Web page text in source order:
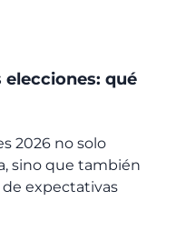
elecciones: qué
2026 no solo
sino que también
expectativas